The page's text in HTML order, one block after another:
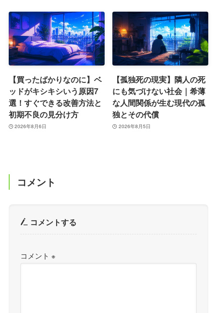
【買ったばかりなのに】ベ
ッドがキシキシいう原因7
選！すぐできる改善方法と
初期不良の見分け方
2026年8月6日
【孤独死の現実】隣人の死
にも気づけない社会｜希薄
な人間関係が生む現代の孤
独とその代償
2026年8月5日
コメント
コメントする
コメント※